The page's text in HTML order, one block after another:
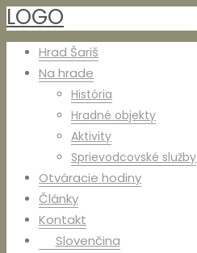
LOGO
Hrad Šariš
Na hrade
História
Hradné objekty
Aktivity
Sprievodcovské služby
Otváracie hodiny
Články
Kontakt
Slovenčina